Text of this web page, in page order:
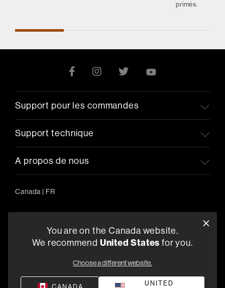
primés.
Support pour les commandes
Support technique
A propos de nous
Canada | FR
5541 Fermi Court Carlsbad, CA 92008
You are on the Canada website.
We recommend United States for you.
Choose a different website.
UNITED